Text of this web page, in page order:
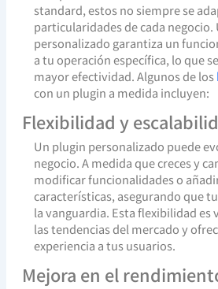
standard, estos no siempre se
particularidades de cada negocio.
personalizado garantiza un
a tu operación específica, lo que
mayor efectividad. Algunos de los
con un plugin a medida incluyen:
Flexibilidad y
Un plugin personalizado puede
negocio. A medida que creces y
modificar funcionalidades o
características, asegurando que
la vanguardia. Esta flexibilidad es
las tendencias del mercado y
experiencia a tus usuarios.
Mejora en el